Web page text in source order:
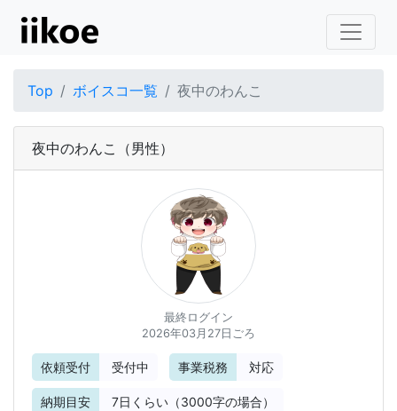
Top ボイスコ一覧 夜中のわんこ
夜中のわんこ （男性）
最終ログイン
2026年03月27日ごろ
依頼受付 受付中 事業税務 対応
納期目安 7日くらい（3000字の場合）